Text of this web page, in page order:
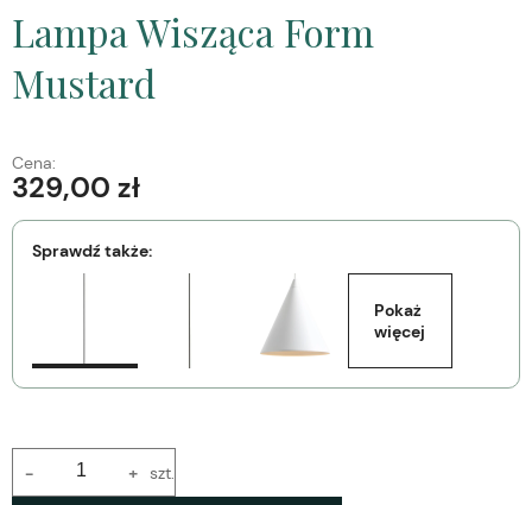
Lampa Wisząca Form
Mustard
Cena:
329,00 zł
Sprawdź także:
Pokaż
więcej
+
- szt.